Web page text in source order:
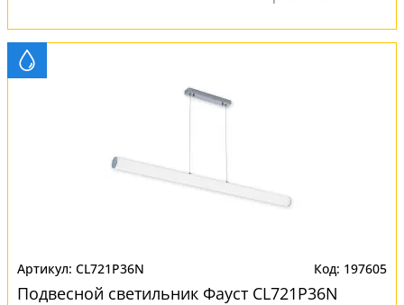
CL721P36N 197605
Подвесной светильник Фауст CL721P36N